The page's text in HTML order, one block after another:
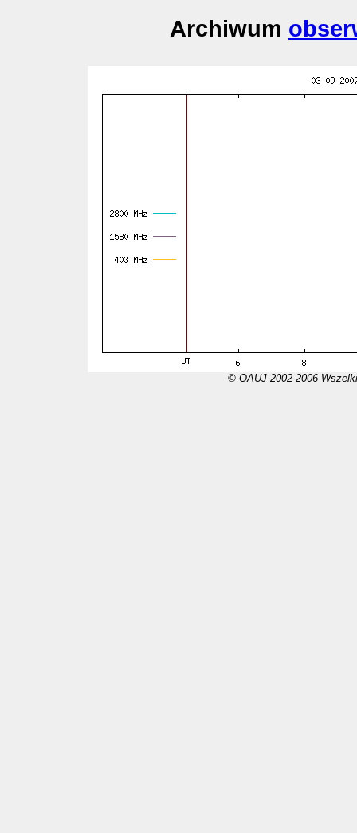
Archiwum
© OAUJ 2002-2006